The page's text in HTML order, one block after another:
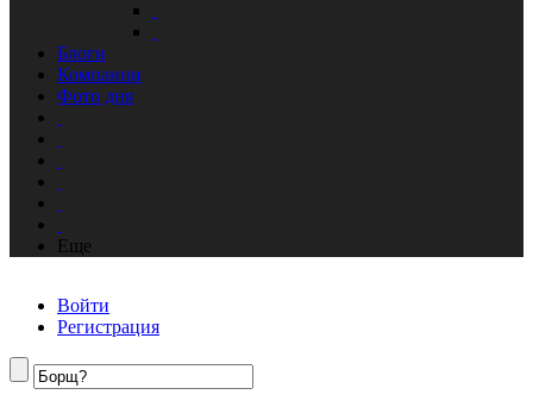
Блоги
Компании
Фото дня
Еще
Войти
Регистрация